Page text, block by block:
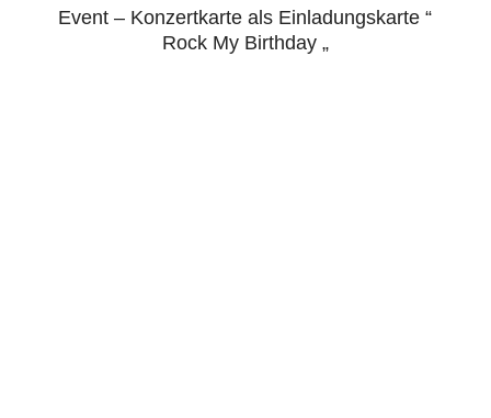
5.00
Event – Konzertkarte als Einladungskarte “
Rock My Birthday „